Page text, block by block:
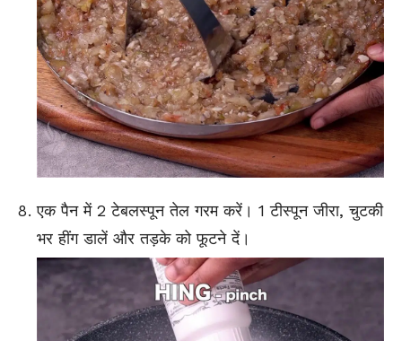
एक पैन में 2 टेबलस्पून तेल गरम करें। 1 टीस्पून जीरा, चुटकी
भर हींग डालें और तड़के को फूटने दें।